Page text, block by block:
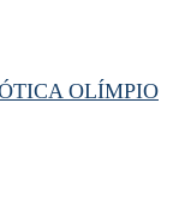
OLÍMPIO